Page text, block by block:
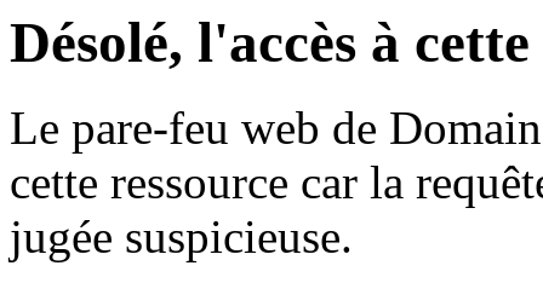
Désolé, l'accès à
Le pare-feu web de
cette ressource car la
jugée suspicieuse.